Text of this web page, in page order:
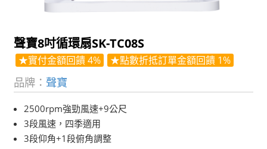
聲寶8吋循環扇SK-TC08S
★實付金額回饋 4% ★點數折抵訂單金額回饋 1%
品牌： 聲寶
2500rpm強勁風速+9公尺
3段風速，四季適用
3段仰角+1段俯角調整